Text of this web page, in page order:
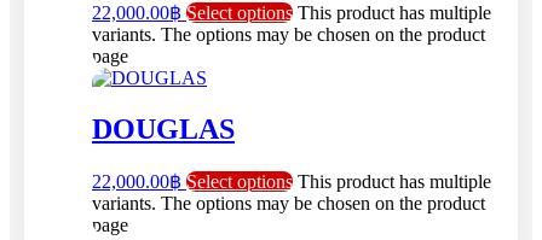
22,000.00฿ Select options This product has multiple
variants. The options may be chosen on the product
page
DOUGLAS
22,000.00฿ Select options This product has multiple
variants. The options may be chosen on the product
page